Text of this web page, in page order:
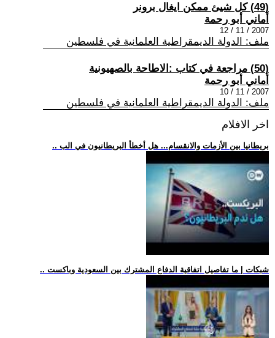
(49) كل شيئ ممكن ايغال برونر
أماني أبو رحمة
2007 / 11 / 12
ملف: الدولة الديمقراطية العلمانية في فلسطين
(50) مراجعة في كتاب :الاطاحة بالصهيونية
أماني أبو رحمة
2007 / 11 / 10
ملف: الدولة الديمقراطية العلمانية في فلسطين
اخر الافلام
.. بريطانيا بين الأزمات والانقسام... هل أخطأ البريطانيون في الب
.. شبكات | ما تفاصيل اتفاقية الدفاع المشترك بين السعودية وباكست